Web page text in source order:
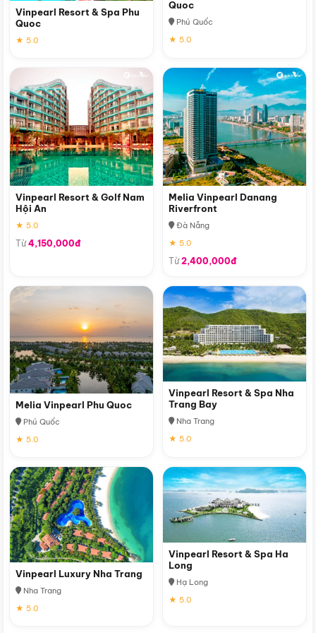
Vinpearl Resort & Spa Phu
Quoc
★ 5.0
Quoc
Phú Quốc
★ 5.0
Vinpearl Resort & Golf Nam
Hội An
★ 5.0
Từ4,150,000đ
Melia Vinpearl Danang
Riverfront
Đà Nẵng
★ 5.0
Từ2,400,000đ
Melia Vinpearl Phu Quoc
Phú Quốc
★ 5.0
Vinpearl Resort & Spa Nha
Trang Bay
Nha Trang
★ 5.0
Vinpearl Luxury Nha Trang
Nha Trang
★ 5.0
Vinpearl Resort & Spa Ha
Long
Hạ Long
★ 5.0